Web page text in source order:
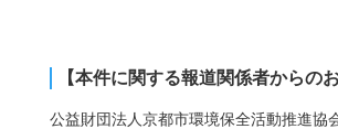
【本件に関する報道関係者からの
公益財団法⼈京都市環境保全活動推進協